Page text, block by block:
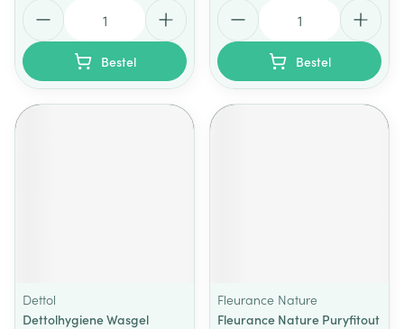
Bestel Bestel
Dettol
Dettolhygiene Wasgel
Fleurance Nature
Fleurance Nature Puryfitout